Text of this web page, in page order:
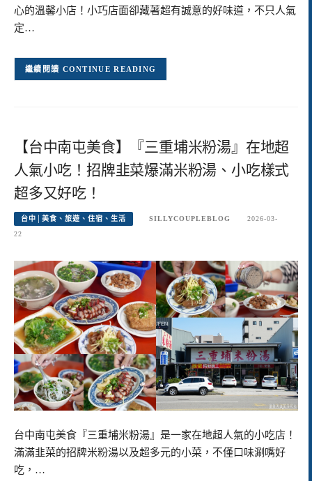
心的溫馨小店！小巧店面卻藏著超有誠意的好味道，不只人氣
定…
CONTINUE READING
【台中南屯美食】『三重埔米粉湯』在地超
人氣小吃！招牌韭菜爆滿米粉湯、小吃樣式
超多又好吃！
台中│美食、旅遊、住宿、生活 SILLYCOUPLEBLOG
2026-03-
22
台中南屯美食『三重埔米粉湯』是一家在地超人氣的小吃店！
滿滿韭菜的招牌米粉湯以及超多元的小菜，不僅口味涮嘴好
吃，…